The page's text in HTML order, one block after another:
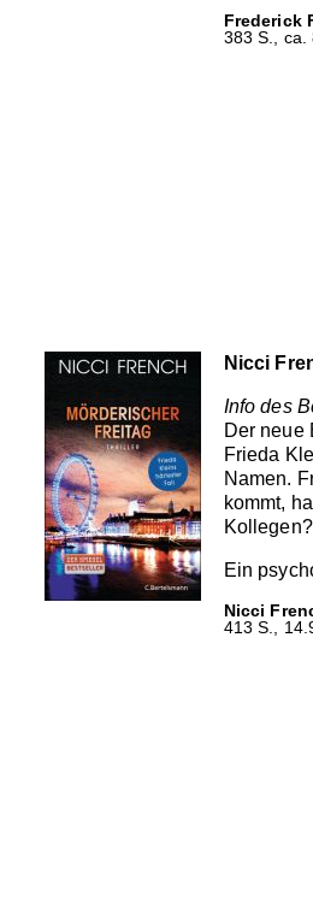
Frederick
383 S., ca.
Nicci
Info des
Der neue
Frieda
Namen.
kommt,
Ein
Nicci
413 S.,